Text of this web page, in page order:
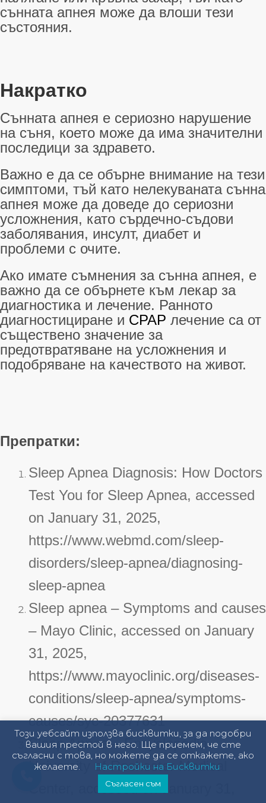
сънната апнея може да влоши тези
състояния.
Накратко
Сънната апнея е сериозно нарушение
на съня, което може да има значителни
последици за здравето.
Важно е да се обърне внимание на тези
симптоми, тъй като нелекуваната сънна
апнея може да доведе до сериозни
усложнения, като сърдечно-съдови
заболявания, инсулт, диабет и
проблеми с очите.
Ако имате съмнения за сънна апнея, е
важно да се обърнете към лекар за
диагностика и лечение. Ранното
диагностициране и CPAP лечение са от
съществено значение за
предотвратяване на усложнения и
подобряване на качеството на живот.
Препратки:
Sleep Apnea Diagnosis: How Doctors
Test You for Sleep Apnea, accessed
on January 31, 2025,
https://www.webmd.com/sleep-
disorders/sleep-apnea/diagnosing-
sleep-apnea
Sleep apnea – Symptoms and causes
– Mayo Clinic, accessed on January
31, 2025,
https://www.mayoclinic.org/diseases-
conditions/sleep-apnea/symptoms-
causes/syc-20377631
Sleep Apnea – Encyclopedia –
University of Rochester Medical
Center, accessed on January 31,
Този уебсайт използва бисквитки, за да подобри
вашия престой в него. Ще приемем, че сте
съгласни с това, но можете да се откажете, ако
желаете.
Настройки на Бисквитки
Съгласен съм